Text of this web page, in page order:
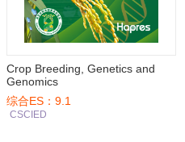
Crop Breeding, Genetics and
Genomics
综合ES：9.1
CSCIED